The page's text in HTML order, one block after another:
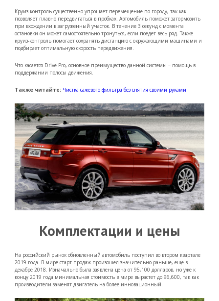
Круиз-контроль существенно упрощает перемещение по городу, так как
позволяет плавно передвигаться в пробках. Автомобиль поможет затормозить
при вхождении в загруженный участок. В течение 3 секунд с момента
остановки он может самостоятельно тронуться, если поедет весь ряд. Также
круиз-контроль помогает сохранять дистанцию с окружающими машинами и
подбирает оптимальную скорость передвижения.
Что касается Drive Pro, основное преимущество данной системы – помощь в
поддержании полосы движения.
Также читайте: Чистка сажевого фильтра без снятия своими руками
Комплектации и цены
На российский рынок обновленный автомобиль поступил во втором квартале
2019 года. В мире старт продаж произошел значительно раньше, еще в
декабре 2018. Изначально была заявлена цена от 95,100 долларов, но уже к
концу 2019 года минимальная стоимость в мире вырастет до 96,600, так как
производители заменят двигатель на более инновационный.